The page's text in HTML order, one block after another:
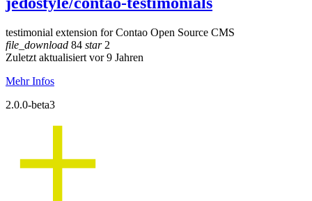
testimonial extension for Contao Open Source CMS
file_download 84 star2
Zuletzt aktualisiert vor 9 Jahren
Mehr Infos
2.0.0-beta3